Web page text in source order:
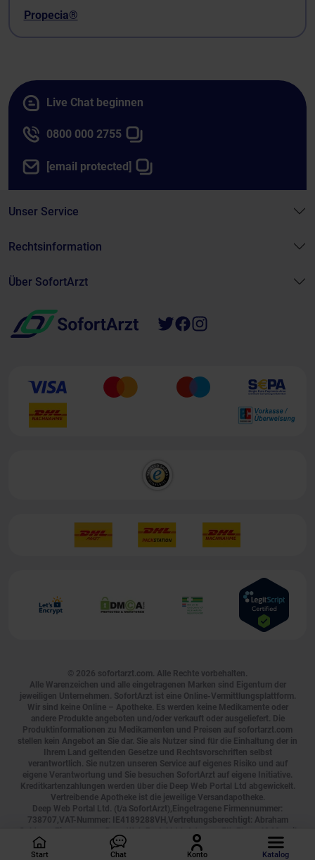
Propecia®
Live Chat beginnen
0800 000 2755
[email protected]
Start Chat Konto Katalog
Unser Service
Rechtsinformation
Über SofortArzt
© 2026 sofortarzt.com. Alle Rechte vorbehalten.
Alle Warenzeichen und alle eingetragenen Marken sind Eigentum der
jeweiligen Unternehmen. SofortArzt ist eine Online-Vermittlungsplattform.
Wir sind keine Online – Apotheke. Es werden keine Medikamente oder
andere Produkte angeboten und/oder verkauft oder ausgeliefert. Die
Produktinformationen zu Medikamenten und Preisen auf sofortarzt.com
stellen kein Angebot an Sie dar. Sie als Nutzer sind für die Einhaltung der in
Ihrem Land geltenden Gesetze und Rechtsvorschriften selbst
verantwortlich. Sie nutzen unseren Service auf eigenes Risiko und auf
eigene Verantwortung und Sie besuchen SofortArzt auf eigene Initiative.
Kreditkartenzahlungen werden über die Deep Web Portal Ltd abgewickelt.
Vertreibende Apotheke ist die jeweilige Versandapotheke.
Deep Web Portal Ltd. (t/a SofortArzt),Eingetragene Firmennummer:
738707,VAT-Nummer: IE4189288VH,Vertretungsberechtigt: Abraham
Goldman,Firmenname: Deep Web Portal Ltd.,Adresse: 5th Floor, 40 Mespil
Road, Ireland, D04 C2N4, Tel.:
0800 000 2755, E-Mail: [email protected]
Geschäftszeiten: Montag bis Sonntag, durchgehend von 00:00 bis 24:00